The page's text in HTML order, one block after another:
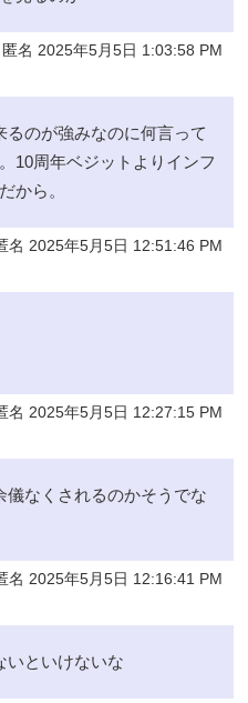
名 2025年5月5日 1:03:58 PM
のが強みなのに何言って
10周年ベジットよりインフ
から。
名 2025年5月5日 12:51:46 PM
2025年5月5日 12:27:15 PM
なくされるのかそうでな
名 2025年5月5日 12:16:41 PM
いといけないな